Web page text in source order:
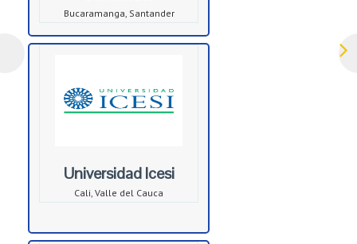
Bucaramanga, Santander
Universidad Icesi
Cali, Valle del Cauca